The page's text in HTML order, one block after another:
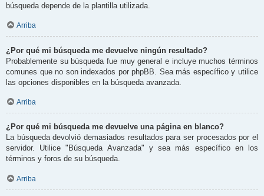
búsqueda depende de la plantilla utilizada.
Arriba
¿Por qué mi búsqueda me devuelve ningún resultado?
Probablemente su búsqueda fue muy general e incluye muchos términos
comunes que no son indexados por phpBB. Sea más específico y utilice
las opciones disponibles en la búsqueda avanzada.
Arriba
¿Por qué mi búsqueda me devuelve una página en blanco?
La búsqueda devolvió demasiados resultados para ser procesados por el
servidor. Utilice "Búsqueda Avanzada" y sea más específico en los
términos y foros de su búsqueda.
Arriba